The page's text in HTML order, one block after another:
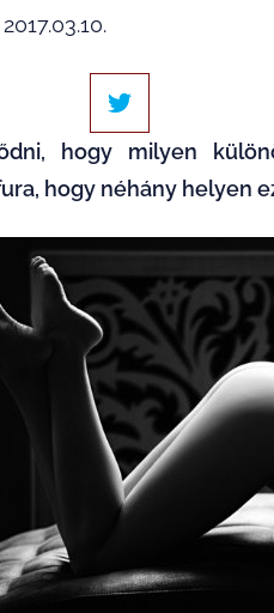
hogy milyen
hogy néhány helyen